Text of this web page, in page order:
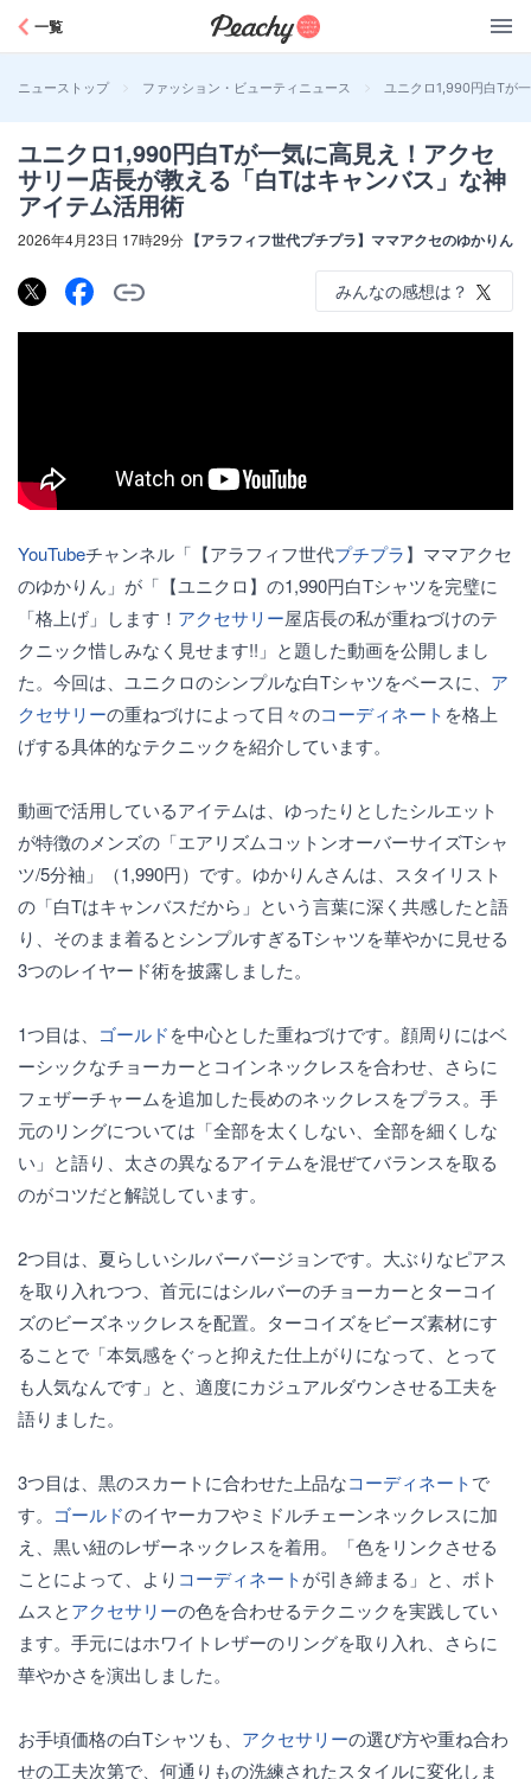
一覧
ニューストップ > ファッション・ビューティニュース > ユニクロ1,990円白Tが
ユニクロ1,990円白Tが一気に高見え！アクセ
サリー店長が教える「白Tはキャンバス」な神
アイテム活用術
2026年4月23日 17時29分 【アラフィフ世代プチプラ】ママアクセのゆかりん
みんなの感想は？
YouTubeチャンネル「【アラフィフ世代プチプラ】ママアクセ
のゆかりん」が「【ユニクロ】の1,990円白Tシャツを完璧に
「格上げ」します！ アクセサリー屋店長の私が重ねづけのテ
クニック惜しみなく見せます!!」と題した動画を公開しまし
た。今回は、ユニクロのシンプルな白Tシャツをベースに、 ア
クセサリーの重ねづけによって日々のコーディネート を格上
げする具体的なテクニックを紹介しています。
動画で活用しているアイテムは、ゆったりとしたシルエット
が特徴のメンズの「エアリズムコットンオーバーサイズTシャ
ツ/5分袖」（1,990円）です。ゆかりんさんは、スタイリスト
の「白Tはキャンバスだから」という言葉に深く共感したと語
り、そのまま着るとシンプルすぎるTシャツを華やかに見せる
3つのレイヤード術を披露しました。
1つ目は、 ゴールドを中心とした重ねづけです。顔周りにはベ
ーシックなチョーカーとコインネックレスを合わせ、さらに
フェザーチャームを追加した長めのネックレスをプラス。手
元のリングについては「全部を太くしない、全部を細くしな
い」と語り、太さの異なるアイテムを混ぜてバランスを取る
のがコツだと解説しています。
2つ目は、夏らしいシルバーバージョンです。大ぶりなピアス
を取り入れつつ、首元にはシルバーのチョーカーとターコイ
ズのビーズネックレスを配置。ターコイズをビーズ素材にす
ることで「本気感をぐっと抑えた仕上がりになって、とって
も人気なんです」と、適度にカジュアルダウンさせる工夫を
語りました。
3つ目は、黒のスカートに合わせた上品なコーディネートで
す。 ゴールドのイヤーカフやミドルチェーンネックレスに加
え、黒い紐のレザーネックレスを着用。「色をリンクさせる
ことによって、より コーディネートが引き締まる」と、ボト
ムスとアクセサリーの色を合わせるテクニックを実践してい
ます。手元にはホワイトレザーのリングを取り入れ、さらに
華やかさを演出しました。
お手頃価格の白Tシャツも、 アクセサリーの選び方や重ね合わ
せの工夫次第で、何通りもの洗練されたスタイルに変化しま